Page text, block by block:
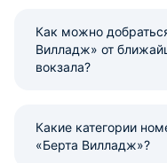
Как можно
Вилладж» от
вокзала?
Какие категории
«Берта Вилладж»?